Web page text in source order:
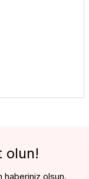
olun!
haberiniz olsun.